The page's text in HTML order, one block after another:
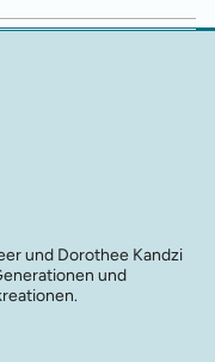
und Dorothee Kandzi
und